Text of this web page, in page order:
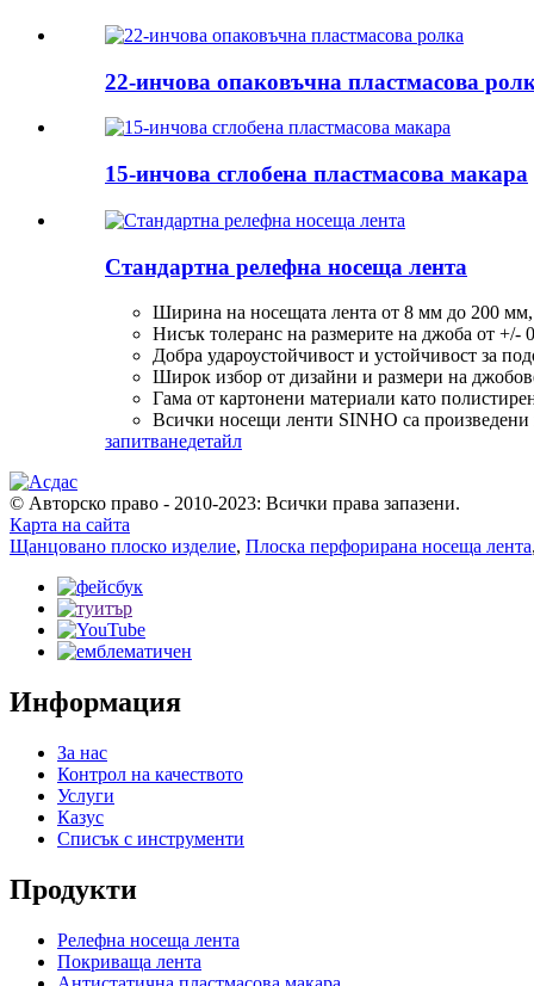
22-инчова опаковъчна пластмасова
15-инчова сглобена пластмасова макара
Стандартна релефна носеща лента
Ширина на носещата лента от 8 мм до 200 мм,
Нисък толеранс на размерите на джоба от +/-
Добра удароустойчивост и устойчивост за
Широк избор от дизайни и размери на
Гама от картонени материали като
Всички носещи ленти SINHO са произведени
запитванедетайл
© Авторско право - 2010-2023: Всички права запазени.
Карта на сайта
Щанцовано плоско изделие, Плоска перфорирана носеща лента,
Информация
За нас
Контрол на качеството
Услуги
Казус
Списък с инструменти
Продукти
Релефна носеща лента
Покриваща лента